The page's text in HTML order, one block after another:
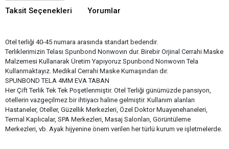
Taksit Seçenekleri Yorumlar
Otel terliği 40-45 numara arasında standart bedendir.
Terliklerimizin Telası Spunbond Nonwovın dur. Birebir Orjinal Cerrahi Maske
Malzemesi Kullanarak Üretim Yapıyoruz Spunbond Nonwovın Tela
Kullanmaktayız. Medikal Cerrahi Maske Kumaşından dır.
SPUNBOND TELA 4MM EVA TABAN
Her Çift Terlik Tek Tek Poşetlenmiştir. Otel Terliği günümüzde pansiyon,
otellerin vazgeçilmez bir ihtiyacı haline gelmiştir. Kullanım alanları
Hastaneler, Oteller, Güzellik Merkezleri, Özel Doktor Muayenehaneleri,
Termal Kaplıcalar, SPA Merkezleri, Masaj Salonları, Görüntüleme
Merkezleri, vb. Ayak hijyenine önem verilen her türlü kurum ve işletmelerde.